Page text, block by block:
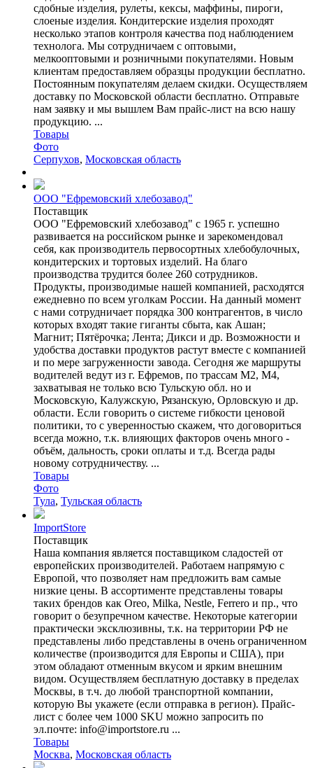
сдобные изделия, рулеты, кексы, маффины, пироги,
слоеные изделия. Кондитерские изделия проходят
несколько этапов контроля качества под наблюдением
технолога. Мы сотрудничаем с оптовыми,
мелкооптовыми и розничными покупателями. Новым
клиентам предоставляем образцы продукции бесплатно.
Постоянным покупателям делаем скидки. Осуществляем
доставку по Московской области бесплатно. Отправьте
нам заявку и мы вышлем Вам прайс-лист на всю нашу
продукцию. ...
Товары
Фото
Серпухов, Московская область
ООО "Ефремовский хлебозавод"
Поставщик
ООО "Ефремовский хлебозавод" с 1965 г. успешно
развивается на российском рынке и зарекомендовал
себя, как производитель первосортных хлебобулочных,
кондитерских и тортовых изделий. На благо
производства трудится более 260 сотрудников.
Продукты, производимые нашей компанией, расходятся
ежедневно по всем уголкам России. На данный момент
с нами сотрудничает порядка 300 контрагентов, в число
которых входят такие гиганты сбыта, как Ашан;
Магнит; Пятёрочка; Лента; Дикси и др. Возможности и
удобства доставки продуктов растут вместе с компанией
и по мере загруженности завода. Сегодня же маршруты
водителей ведут из г. Ефремов, по трассам М2, М4,
захватывая не только всю Тульскую обл. но и
Московскую, Калужскую, Рязанскую, Орловскую и др.
области. Если говорить о системе гибкости ценовой
политики, то с уверенностью скажем, что договориться
всегда можно, т.к. влияющих факторов очень много -
объём, дальность, сроки оплаты и т.д. Всегда рады
новому сотрудничеству. ...
Товары
Фото
Тула, Тульская область
ImportStore
Поставщик
Наша компания является поставщиком сладостей от
европейских производителей. Работаем напрямую с
Европой, что позволяет нам предложить вам самые
низкие цены. В ассортименте представлены товары
таких брендов как Oreo, Milka, Nestle, Ferrero и пр., что
говорит о безупречном качестве. Некоторые категории
практически эксклюзивны, т.к. на территории РФ не
представлены либо представлены в очень ограниченном
количестве (производится для Европы и США), при
этом обладают отменным вкусом и ярким внешним
видом. Осуществляем бесплатную доставку в пределах
Москвы, в т.ч. до любой транспортной компании,
которую Вы укажете (если отправка в регион). Прайс-
лист с более чем 1000 SKU можно запросить по
эл.почте: info@importstore.ru ...
Товары
Москва, Московская область